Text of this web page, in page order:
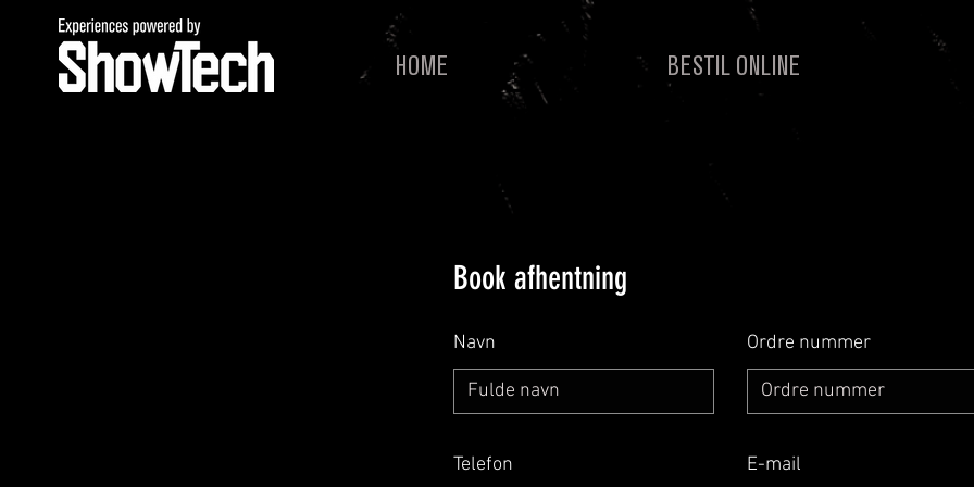
HOME BESTIL ONLINE
Book afhentning
Navn Ordre nummer
Telefon E-mail